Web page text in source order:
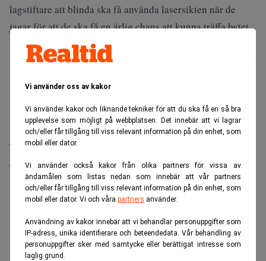
Vi använder oss av kakor
Vi använder kakor och liknande tekniker för att du ska få en så bra
upplevelse som möjligt på webbplatsen. Det innebär att vi lagrar
och/eller får tillgång till viss relevant information på din enhet, som
mobil eller dator.
Vi använder också kakor från olika partners för vissa av
ändamålen som listas nedan som innebär att vår partners
och/eller får tillgång till viss relevant information på din enhet, som
mobil eller dator. Vi och våra partners använder.
Användning av kakor innebär att vi behandlar personuppgifter som
IP-adress, unika identifierare och beteendedata. Vår behandling av
personuppgifter sker med samtycke eller berättigat intresse som
laglig grund.
lagstiftare att blinda ska få använda lasersikten när de
jagar för att de ska få en ärlig chans att kunna träffa bytet.
I dag finns det en lag som förbjuder jägare att använda
lasersikten eller lampor under jakt. Kritiker har påpekat att
Många har påstått att vice presidenten Dick Cheney, som
skadade advokaten Harry Whittington under en jakt i
Texas i februari, skulle ligga bakom lagförslaget, men så är
det inte.
Bakom lagförslaget står istället republikanen Edmund
Kuempel, och det han föreslår är att blinda ska få undantas
från lagen som förbjuder lasersikten.
Synskadade får redan i dag jaga i Texas, men de är
tvungna att ha med sig en guide med perfekt syn. Kuempel